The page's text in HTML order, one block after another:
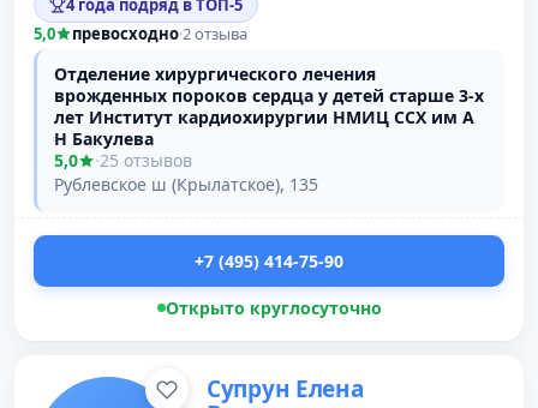
4 года подряд в ТОП-5
5,0
превосходно·2 отзыва
Отделение хирургического лечения
врожденных пороков сердца у детей старше 3-х
лет Институт кардиохирургии НМИЦ ССХ им А
Н Бакулева
5,0
·25 отзывов
Рублевское ш (Крылатское), 135
+7 (495) 414-75-90
Открыто круглосуточно
Супрун Елена